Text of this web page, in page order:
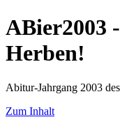
ABier2003
Herben!
Abitur-Jahrgang 2003
Zum Inhalt